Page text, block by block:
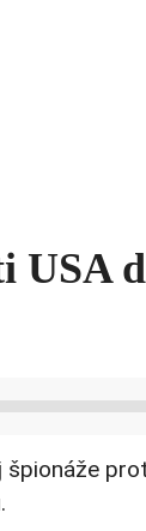
USA